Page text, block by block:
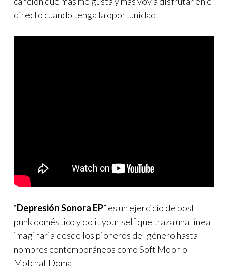
directo cuando tenga la oportunidad
“Depresión Sonora EP” es un ejercicio de post
punk doméstico y do it your self que traza una línea
imaginaria desde los pioneros del género hasta
nombres contemporáneos como Soft Moon o
Molchat Doma